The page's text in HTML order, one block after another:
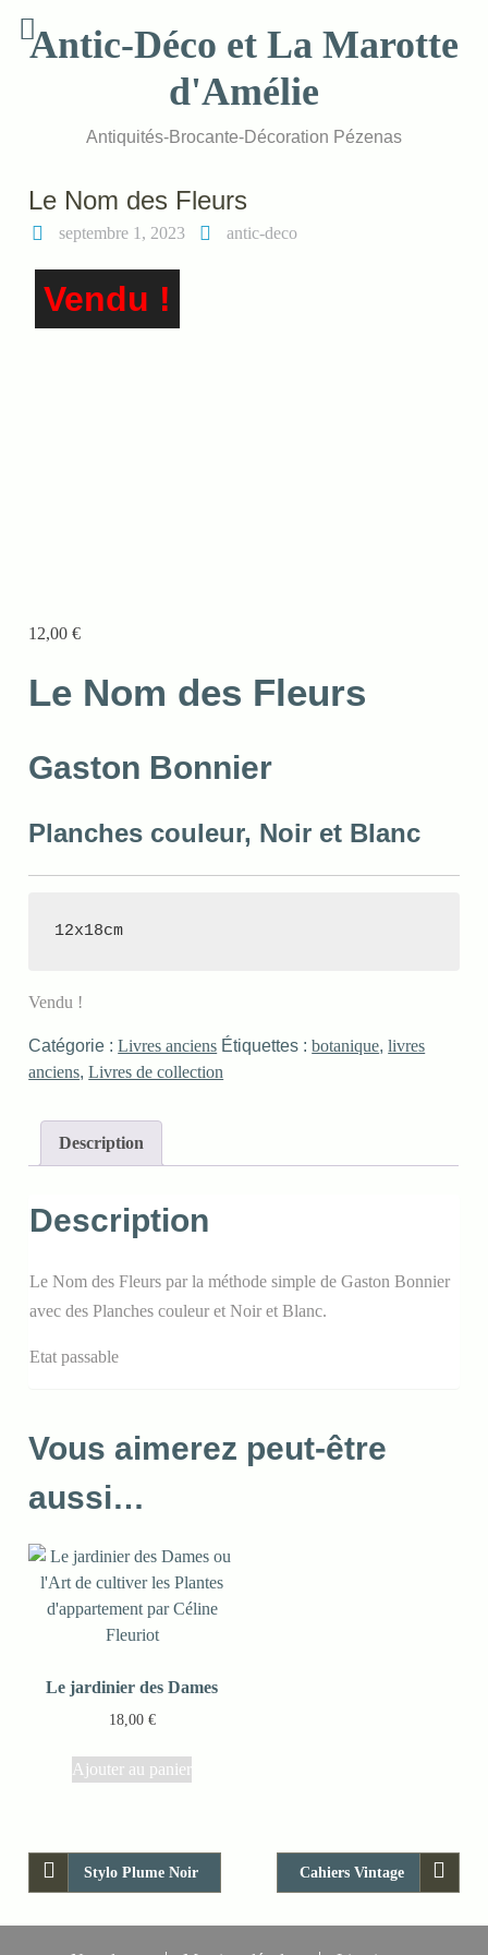
contentAntic-Déco et La Marotte
d'Amélie
Antiquités-Brocante-Décoration Pézenas
Le Nom des Fleurs
septembre 1, 2023 antic-deco
Vendu !
12,00€
Le Nom des Fleurs
Gaston Bonnier
Planches couleur, Noir et Blanc
12x18cm
Vendu !
Catégorie :Livres anciens Étiquettes :botanique,livres
anciens,Livres de collection
Description
Description
Le Nom des Fleurs par la méthode simple de Gaston Bonnier
avec des Planches couleur et Noir et Blanc.
Etat passable
Vous aimerez peut-être
aussi…
Le jardinier des Dames
18,00 €
Ajouter au panier
Stylo Plume Noir Cahiers Vintage